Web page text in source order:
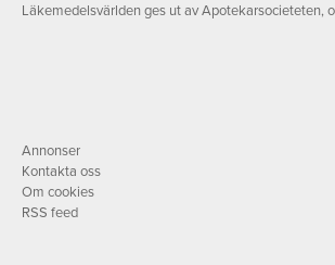
Läkemedelsvärlden ges ut av Apotekarsocieteten,
Annonser
Kontakta oss
Om cookies
RSS feed